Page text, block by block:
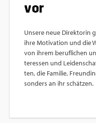
vor
Un­se­re neue Di­rek­to­rin
ihre Mo­ti­va­ti­on und die
von ihrem be­ruf­li­chen
ter­es­sen und
ten, die Fa­mi­lie,
son­ders an ihr schät­zen.